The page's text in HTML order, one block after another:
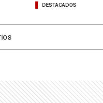
DESTACADOS